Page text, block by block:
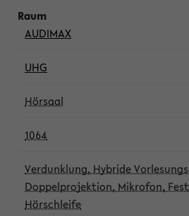
AUDIMAX
UHG
Hörsaal
1064
Verdunklung, Hybride
Doppelprojektion, Mikrofon,
Hörschleife